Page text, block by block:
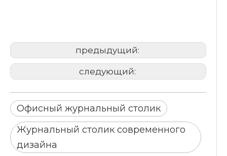
предыдущий:
следующий:
Офисный журнальный столик
Журнальный столик современного
дизайна